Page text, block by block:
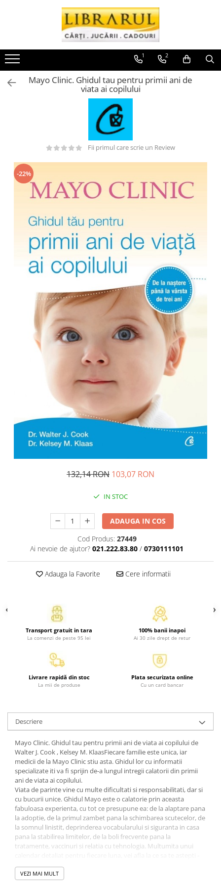
Toate Produsele
CARTI
Arta, arhitectura si fotografie
Arhitectura
Memorii si jurnale
Teorie si critica literara
Business, economie, finante
Economie
Finante si investitii
Management si leadership
Pedagogie
Resurse umane
Vanzari si marketing
Atlase, dictionare si enciclopedii
Carte prescolara
Carte scolara
Dictionare de limba romana
Ghiduri de conversatie
Invatarea limbilor straine
Povesti si povestiri
Carti in limba engleza
Carti pentru copii
Carti pentru copii
Literatura si fictiune
Povesti si povestiri
Atlase, dictionare si enciclopedii
Dictionare de limba romana
Dictionare tematice
Diete si fitness
Diete si alimentatie sanatoasa
Fitness si frumusete
Diverse
Feng Shui
Medicina alternativa
Sa nu razi :((
Drept
Legislatie
Fictiune
Actiune si Aventura
Actiune,aventura
Clasici
Crime, Thriller, Mistery
Fantasy
Istorica
1 2
Mayo Clinic. Ghidul tau pentru primii ani de
viata ai copilului
Fii primul care scrie un Review
-22%
132,14 RON 103,07 RON
IN STOC
ADAUGA IN COS
Cod Produs: 27449
Ai nevoie de ajutor? 021.222.83.80 / 0730111101
Adauga la Favorite Cere informatii
Transport gratuit in tara
La comenzi de peste 95 lei
100% banii inapoi
Ai 30 zile drept de retur
Livrare rapidă din stoc
La mii de produse
Plata securizata online
Cu un card bancar
Descriere
Mayo Clinic. Ghidul tau pentru primii ani de viata ai copilului de
Walter J. Cook , Kelsey M. KlaasFiecare familie este unica, iar
medicii de la Mayo Clinic stiu asta. Ghidul lor cu informatii
specializate iti va fi sprijin de-a lungul intregii calatorii din primii
ani de viata ai copilului.
Viata de parinte vine cu multe dificultati si responsabilitati, dar si
cu bucurii unice. Ghidul Mayo este o calatorie prin aceasta
fabuloasa experienta, cu tot ce presupune ea: de la alaptare pana
la adoptie, de la primul zambet pana la schimbarea scutecelor, de
la somnul linistit, deprinderea vocabularului si siguranta in casa
pana la stabilirea limitelor, de la boli frecvente pana la
tratamente, vaccinuri si relatia cu tehnologia. Multumita unui
sau nu - in privinta dezvoltarii copilului si ce pasi sa faci pentru
mentinerea sanatatii lui. In plus, vei gasi rezolvare la dilemele si
VEZI MAI MULT